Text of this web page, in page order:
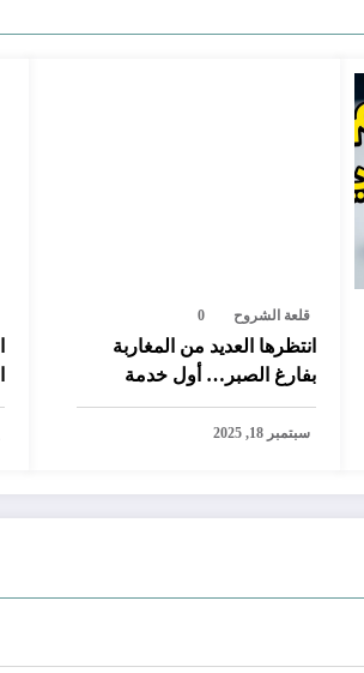
قلعة الشروح 0
انتظرها العديد من المغاربة
بفارغ الصبر… أول خدمة
رقمية تتيح سحب الرصيد من
بايبال في المغرب
سبتمبر 18, 2025